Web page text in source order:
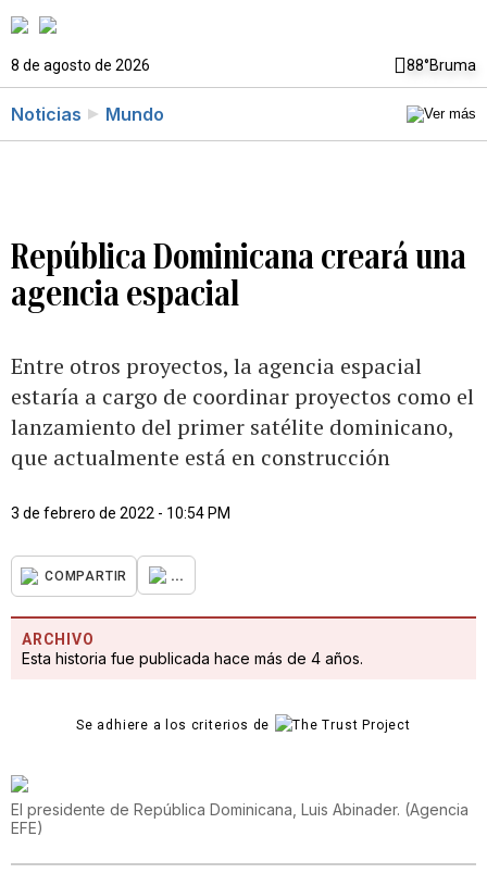
8 de agosto de 2026 88°Bruma
Noticias Mundo
República Dominicana creará una
agencia espacial
Entre otros proyectos, la agencia espacial
estaría a cargo de coordinar proyectos como el
lanzamiento del primer satélite dominicano,
que actualmente está en construcción
3 de febrero de 2022 - 10:54 PM
COMPARTIR ...
ARCHIVO
Esta historia fue publicada hace más de 4 años.
Se adhiere a los criterios de
El presidente de República Dominicana, Luis Abinader. (Agencia
EFE)